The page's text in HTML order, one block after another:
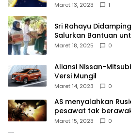
Maret 13, 2023 1
Sri Rahayu
Salurkan Bantuan
Kampek Desa
Maret 18, 2025 0
Aliansi Nissan-
Versi Mungil
Maret 14, 2023 0
AS menyalahkan
pesawat tak
Moskow menyangkal
Maret 15, 2023 0